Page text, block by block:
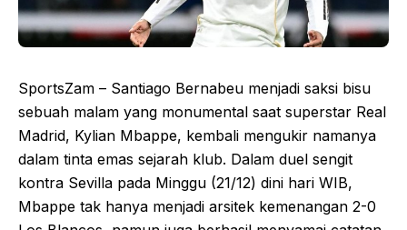
SportsZam – Santiago Bernabeu menjadi saksi bisu
sebuah malam yang monumental saat superstar Real
Madrid, Kylian Mbappe, kembali mengukir namanya
dalam tinta emas sejarah klub. Dalam duel sengit
kontra Sevilla pada Minggu (21/12) dini hari WIB,
Mbappe tak hanya menjadi arsitek kemenangan 2-0